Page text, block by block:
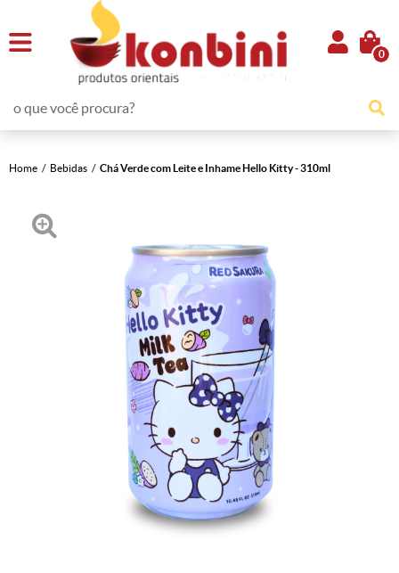
0
Home Bebidas Chá Verde com Leite e Inhame Hello Kitty - 310ml